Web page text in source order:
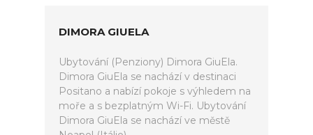
DIMORA GIUELA
Ubytování (Penziony) Dimora GiuEla.
Dimora GiuEla se nachází v destinaci
Positano a nabízí pokoje s výhledem na
moře a s bezplatným Wi-Fi. Ubytování
Dimora GiuEla se nachází ve městě